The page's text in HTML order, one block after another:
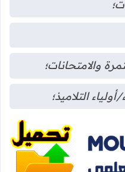
والامتحانات؛
التلاميذ؛